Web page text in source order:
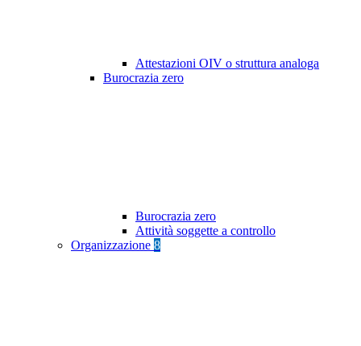
Attestazioni OIV o struttura analoga
Burocrazia zero
Burocrazia zero
Attività soggette a controllo
Organizzazione 8